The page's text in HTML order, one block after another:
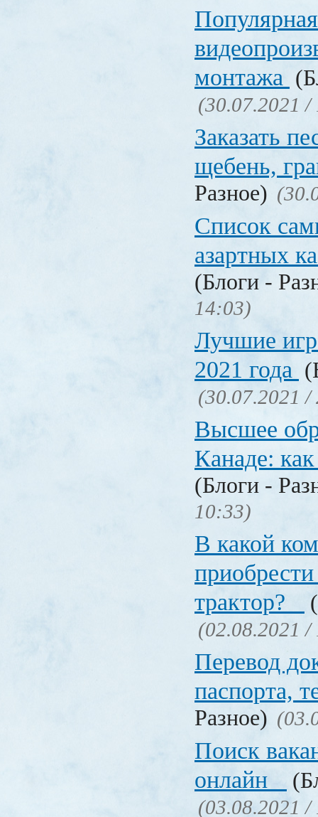
монтажа
(30.07.2021 /
Заказать
щебень,
Разное)
Список
азартных
(Блоги -
14:03)
Лучшие
2021 года
(30.07.2021 /
Высшее
Канаде:
(Блоги -
10:33)
В какой
трактор?
(02.08.2021 /
Перевод
паспорта,
Разное)
Поиск
онлайн
(03.08.2021 /